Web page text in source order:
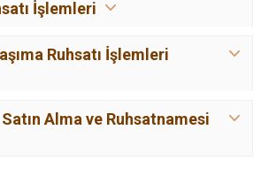
İşlemleri
Ruhsatı İşlemleri
Alma ve Ruhsatnamesi